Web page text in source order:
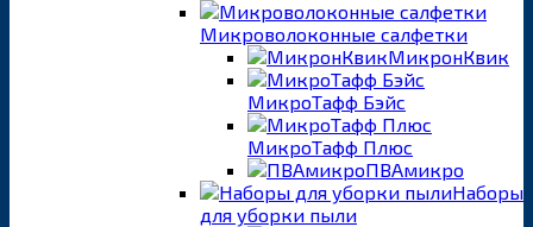
Микроволоконные салфетки
МикронКвик
МикроТафф Бэйс
МикроТафф Плюс
ПВАмикро
Наборы
для уборки пыли